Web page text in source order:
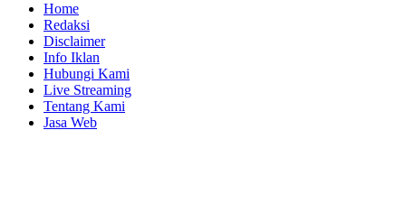
Home
Redaksi
Disclaimer
Info Iklan
Hubungi Kami
Live Streaming
Tentang Kami
Jasa Web